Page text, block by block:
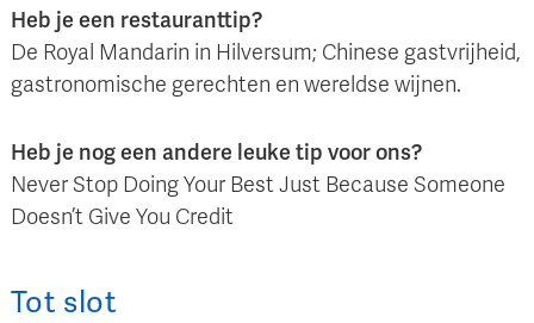
Heb je een restauranttip?
De Royal Mandarin in Hilversum; Chinese gastvrijheid,
gastronomische gerechten en wereldse wijnen.
Heb je nog een andere leuke tip voor ons?
Never Stop Doing Your Best Just Because Someone
Doesn’t Give You Credit
Tot slot